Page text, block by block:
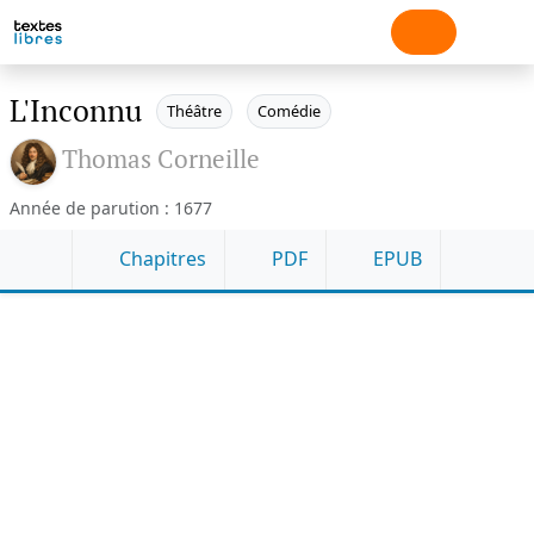
L'Inconnu Théâtre Comédie
Thomas Corneille
Année de parution : 1677
Chapitres PDF EPUB